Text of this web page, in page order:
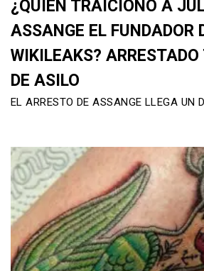
¿QUIÉN TRAICIONÓ A
ASSANGE EL FUNDADOR
WIKILEAKS?
DE ASILO
EL ARRESTO DE ASSANGE LLEGA UN